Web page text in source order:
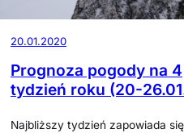
20.01.2020
Prognoza pogody na 4
tydzień roku (20-
Najbliższy tydzień zapowiada